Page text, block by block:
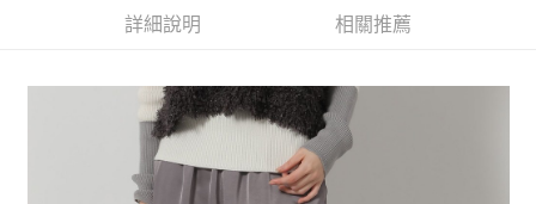
3.實際核准額度、可分期數及費用金額請依後續交易確認頁面所載為準。
4.訂單成立30分鐘內，如未前往確認交易或遇審核未通過，訂單將自動取
1.分期款項不併入電信帳單，「大哥付你分期」於每月結算日後寄送繳費提
2.透過簡訊連結打開帳單後，可選擇「超商條碼／台灣大直營門市／銀行轉
帳／街口支付／iPASS MONEY」等通路繳費。
３．安心：先確認商品／服務後，再付款。
【「AFTEE先享後付」結帳流程】
１．於結帳方式選擇「AFTEE先享後付」後，將跳轉至「AFTEE先享後付」
結帳頁面，進行簡訊認證並確認金額後，即可完成結帳。
２．訂單成立數日內，您將收到繳費通知簡訊。
每筆NT$80，滿NT$1,500(含以上)免運費
每筆NT$80，滿NT$1,500(含以上)免運費
詳細說明 相關推薦